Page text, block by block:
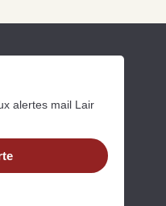
alertes mail Lair